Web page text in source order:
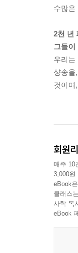
수많은
2천 년
그들이
우리
샹송
것이며
회원
매주 10
3,000원
eBook
클래스
사락 독
eBook